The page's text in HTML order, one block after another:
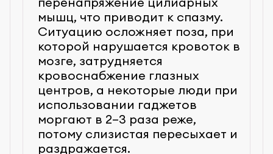
мышц, что приводит к спазму.
Ситуацию осложняет поза, при
которой нарушается кровоток в
мозге, затрудняется
кровоснабжение глазных
центров, а некоторые люди при
использовании гаджетов
моргают в 2–3 раза реже,
потому слизистая пересыхает и
раздражается.
Витамины группы В улучшают
работу нервных клеток,
способствуют нормализации
кровообращения, снижают
напряжение глазных мышц.
Ретинол необходим для
поддержания здоровья
сетчатки, аскорбиновая
кислота укрепляет сосуды, а
витамин Е при помощи
по кругу, фокусирование на
объектах, расположенных на
разном расстоянии. Эти
действия занимают 5 минут,
незаметны окружающим. Дома
можно сделать тепловой
компресс: приложить к
периорбитальной области
влажное полотенце на
несколько минут для
релаксации мышц, улучшения